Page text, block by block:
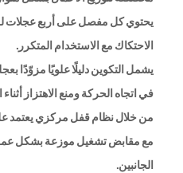
يحتوي كل مفصل على أربع عجلات
الاحتكاك مع الاستخدام المتكرر.
يشمل التكوين دليلًا علويًا مزوّدًا
في اتجاه الحركة ومنع الاهتزاز
من خلال نظام قفل مركزي يعتمد
مع مقابض تشغيل موزعة بشكل
الجانبين.